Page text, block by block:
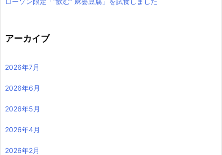
アーカイブ
2026年7月
2026年6月
2026年5月
2026年4月
2026年2月